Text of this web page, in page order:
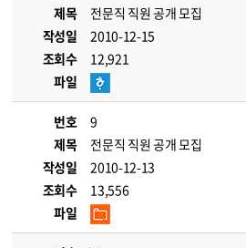
제목
전문직 직원 공개 모집
작성일
2010-12-15
조회수
12,921
파일
번호
9
제목
전문직 직원 공개 모집
작성일
2010-12-13
조회수
13,556
파일